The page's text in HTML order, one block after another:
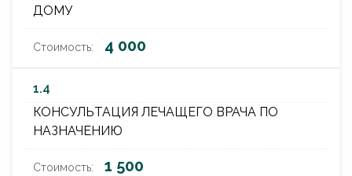
ДОМУ
4 000
1.4
КОНСУЛЬТАЦИЯ ЛЕЧАЩЕГО ВРАЧА ПО
НАЗНАЧЕНИЮ
1 500